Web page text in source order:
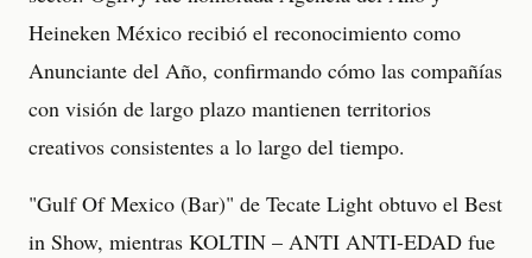
Heineken México recibió el reconocimiento como
Anunciante del Año, confirmando cómo las compañías
con visión de largo plazo mantienen territorios
creativos consistentes a lo largo del tiempo.
"Gulf Of Mexico (Bar)" de Tecate Light obtuvo el Best
in Show, mientras KOLTIN – ANTI ANTI-EDAD fue